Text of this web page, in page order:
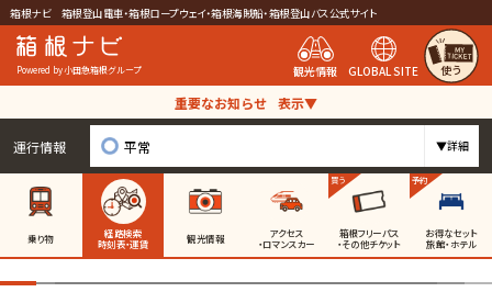
箱根ナビ 箱根登山電車・箱根ロープウェイ・箱根海賊船・箱根登山バス公式サイト
Powered by 小田急箱根グループ 観光情報 GLOBAL SITE 使う
重要なお知らせ 表示▼
運行情報 平常 ▼詳細
乗り物 経路検索
時刻表・運賃 観光情報 アクセス
・ロマンスカー
買う
箱根フリーパス
・その他チケット
予約
お得なセット
旅館・ホテル